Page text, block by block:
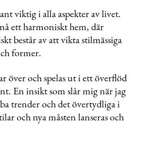
viktig i alla aspekter av livet.
ett harmoniskt hem, där
består av att vikta stilmässiga
former.
över och spelas ut i ett överflöd
En insikt som slår mig när jag
trender och det övertydliga i
och nya måsten lanseras och